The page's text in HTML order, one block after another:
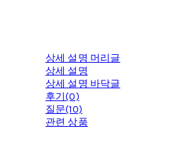
상세 설명 머리글
상세 설명
상세 설명 바닥글
후기(0)
질문(10)
관련 상품